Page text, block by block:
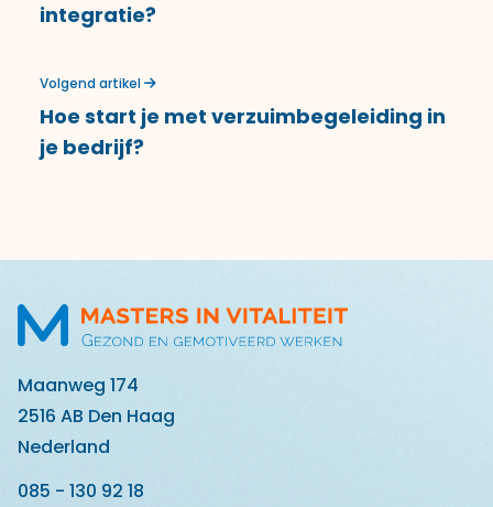
Verstuur aanvraag
integratie?
Volgend artikel
Hoe start je met verzuimbegeleiding in
je bedrijf?
Maanweg 174
2516 AB Den Haag
Nederland
085 - 130 92 18